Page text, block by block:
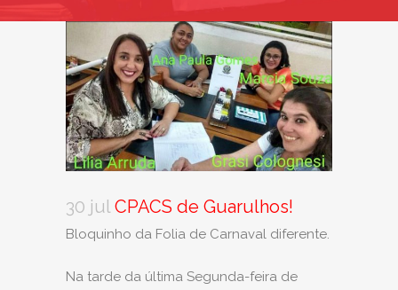
30 jul CPACS de Guarulhos!
Bloquinho da Folia de Carnaval diferente.
Na tarde da última Segunda-feira de